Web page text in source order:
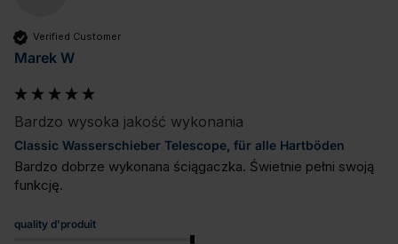
Verified Customer
Marek W
Bardzo wysoka jakość wykonania
Classic Wasserschieber Telescope, für alle Hartböden
Bardzo dobrze wykonana ściągaczka. Świetnie pełni swoją
funkcję.
quality d'produit